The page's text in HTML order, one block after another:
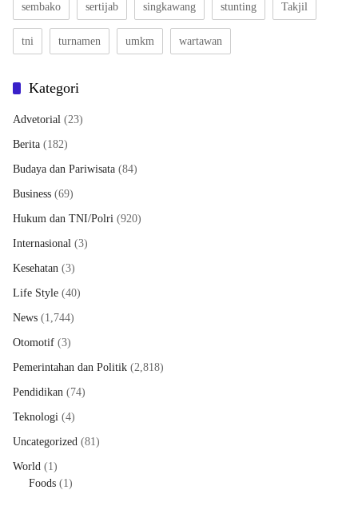
sembako sertijab singkawang stunting Takjil
tni turnamen umkm wartawan
Kategori
Advetorial (23)
Berita (182)
Budaya dan Pariwisata (84)
Business (69)
Hukum dan TNI/Polri (920)
Internasional (3)
Kesehatan (3)
Life Style (40)
News (1,744)
Otomotif (3)
Pemerintahan dan Politik (2,818)
Pendidikan (74)
Teknologi (4)
Uncategorized (81)
World (1)
Foods (1)